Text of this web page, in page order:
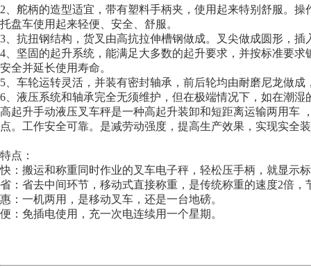
2、舵柄的造型适宜，带有塑料手柄夹，使用起来特别舒服。
托盘车使用起来轻便、安全、舒服。
3、抗扭钢结构，货叉由高抗拉伸槽钢做成。叉尖做成圆形，
4、坚固的起升系统，能满足大多数的起升要求，并按标准要
安全并延长使用寿命。
5、车轮运转灵活，并装有密封轴承，前后轮均由耐磨尼龙做
6、液压系统和轴承完全无须维护，但在极端情况下，如在潮
高起升手动液压叉车秤是一种高起升装卸和短距离运输两用车
点。工作安全可靠。是减劳动强度，提高生产效果，实现实全
特点：
快：搬运和称重同时作业的叉车电子秤，轻松压手柄，就显示
省：省去中间环节，移动式直接称重，是传统称重的速度2倍，
惠：一机两用，是移动叉车，还是一台地磅。
便：免插电使用，充一次电连续用一个星期。